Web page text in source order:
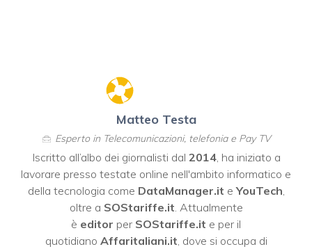
Matteo Testa
Esperto in Telecomunicazioni, telefonia e Pay TV
Iscritto all’albo dei giornalisti dal 2014, ha iniziato a
lavorare presso testate online nell'ambito informatico e
della tecnologia come DataManager.it eYouTech,
oltre a SOStariffe.it. Attualmente
è editor per SOStariffe.it e per il
quotidiano Affaritaliani.it, dove si occupa di